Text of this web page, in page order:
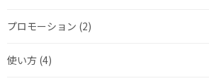
プロモーション (2)
使い方 (4)